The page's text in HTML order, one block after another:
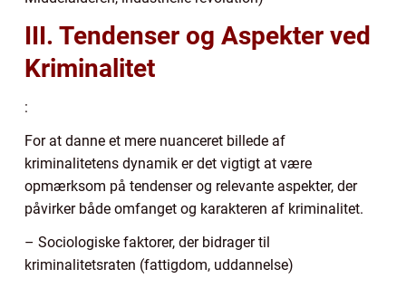
III. Tendenser og Aspekter ved
Kriminalitet
:
For at danne et mere nuanceret billede af
kriminalitetens dynamik er det vigtigt at være
opmærksom på tendenser og relevante aspekter, der
påvirker både omfanget og karakteren af kriminalitet.
– Sociologiske faktorer, der bidrager til
kriminalitetsraten (fattigdom, uddannelse)